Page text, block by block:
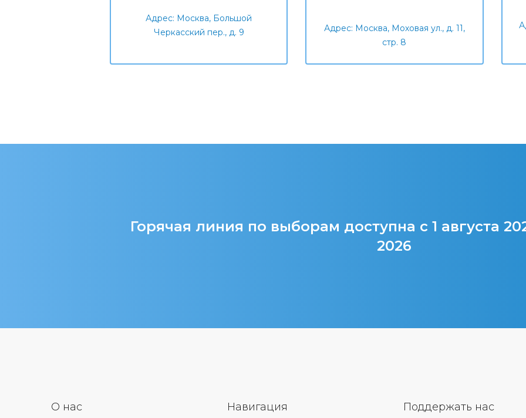
Адрес: Москва, Большой
Черкасский пер., д. 9
Адрес: Москва, Моховая ул., д. 11,
стр. 8
Горячая линия по выборам доступна с 1 августа
2026
О нас Навигация Поддержать нас